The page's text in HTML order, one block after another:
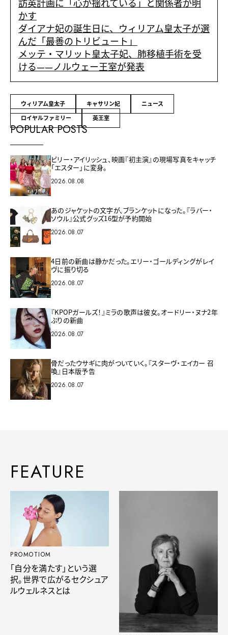
訪英計画に「心が揺れている」と関係者が明
かす
ダイアナ妃の誕生日に、ウィリアム皇太子が選
んだ「最善のトリビュート」
メッテ・マリット皇太子妃、肺移植手術を受
ける——ノルウェー王室が発表
ウィリアム皇太子 キャサリン妃
ニュース
ロイヤルファミリー
英王室
POPULAR POSTS
ビリー・アイリッシュ、映画『初主演』の現場写真をキャッチ
「エスター」に変身。
2026.08.08
あのジャケットの文字が、ブランケットになった。『ラバー・
ソウル』公式グッズ16型が予約開始
2026.08.07
4日前の新曲は静かだった。エリー・ゴールディングがレイ
ヴに振り切る
2026.08.07
『KPOPガールズ！』ミラの歌声は彼女。オードリー・ヌナ2年
ぶりの新曲
2026.08.07
骨だったウサギに肉がついていく。『スターヴ・エイカー 召
喚』日本版予告
2026.08.07
FEATURE
PROMOTIOM
「自分を満たす」という選
択。世界で広がるセクシュア
ルウェルネスとは